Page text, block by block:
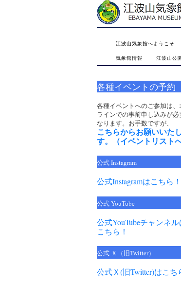
CONTENT
江波山気象館へようこそ
気象館情報 江波山公
各種イベントの予約
各種イベントへのご参加は、
ラインでの事前申し込みが必
なります。お手数ですが、
こちらからお願いいた
す。（イベントリストへ
公式 Instagram
公式Instagramはこちら！
公式 YouTube
公式YouTubeチャンネル
こちら！
公式 Ｘ（旧Twitter）
公式Ｘ(旧Twitter)はこち